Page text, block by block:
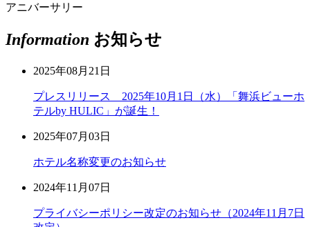
アニバーサリー
Information お知らせ
2025年08月21日
プレスリリース 2025年10月1日（水）「舞浜ビューホ
テルby HULIC」が誕生！
2025年07月03日
ホテル名称変更のお知らせ
2024年11月07日
プライバシーポリシー改定のお知らせ（2024年11月7日